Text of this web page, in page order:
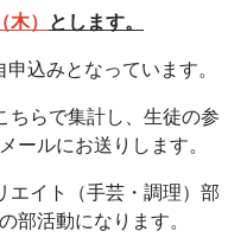
） とします。
みとなっています。
で集計し、生徒の参
ールにお送りします。
ト（手芸・調理）部
部活動になります。